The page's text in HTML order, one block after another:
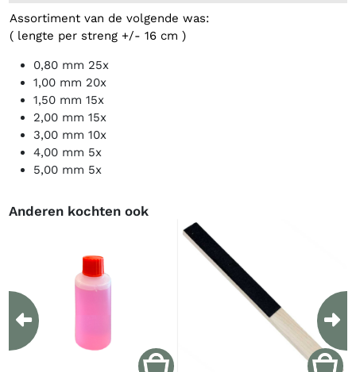
Assortiment van de volgende was:
( lengte per streng +/- 16 cm )
0,80 mm 25x
1,00 mm 20x
1,50 mm 15x
2,00 mm 15x
3,00 mm 10x
4,00 mm 5x
5,00 mm 5x
Anderen kochten ook
Previous